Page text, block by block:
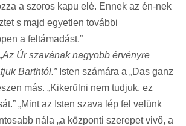
a szoros kapu elé. Ennek az én-nek
s majd egyetlen további
a feltámadást.”
„Az Úr szavának nagyobb érvényre
Barthtól.”Isten számára a „Das ganz
más. „Kikerülni nem tudjuk, ez
„Mint az Isten szava lép fel velünk
nála „a központi szerepet vivő, a